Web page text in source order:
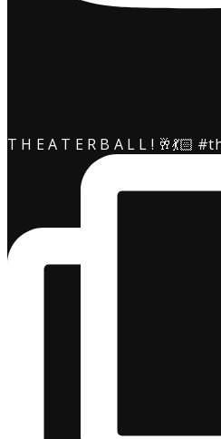
T H E A T E R B A L L ! 🥂💃🏻